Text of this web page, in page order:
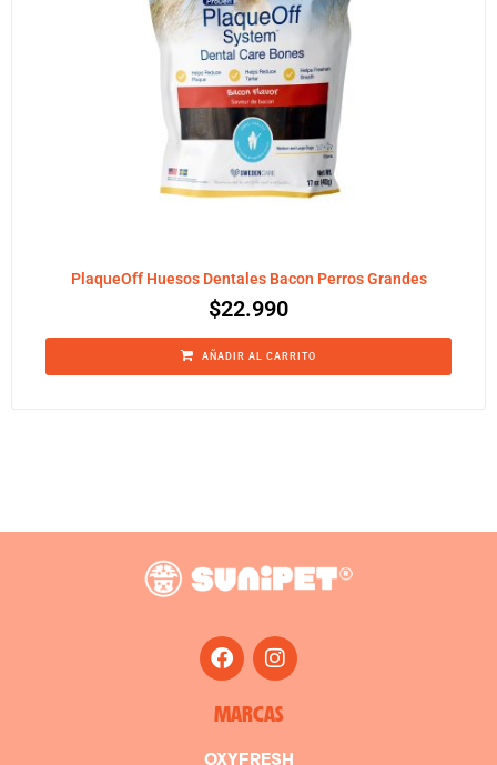
PlaqueOff Huesos Dentales Bacon Perros Grandes
$22.990
AÑADIR AL CARRITO
MARCAS